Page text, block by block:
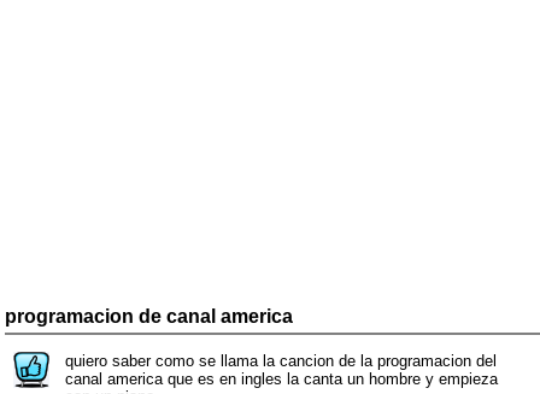
programacion de canal america
quiero saber como se llama la cancion de la programacion del
canal america que es en ingles la canta un hombre y empieza